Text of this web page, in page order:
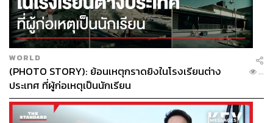
WORLD
(PHOTO STORY): ย้อนเหตุกราดยิงในโรงเรียนต่าง
ประเทศ ที่ผู้ก่อเหตุเป็นนักเรียน
...